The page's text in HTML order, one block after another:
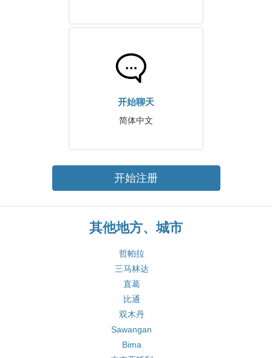
开始聊天
简体中文
开始注册
其他地方、城市
哲帕拉
三马林达
直葛
比通
双木丹
Sawangan
Bima